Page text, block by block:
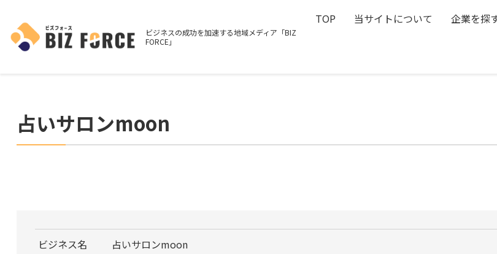
ビジネスの成功を加速する地域メディア「BIZ
FORCE」
TOP 当サイトについて 企業を探
占いサロンmoon
ビジネス名 占いサロンmoon